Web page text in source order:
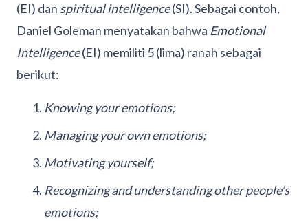
(EI) dan spiritual intelligence(SI). Sebagai contoh,
Daniel Goleman menyatakan bahwa Emotional
Intelligence(EI) memiliti 5 (lima) ranah sebagai
berikut:
Knowing your emotions;
Managing your own emotions;
Motivating yourself;
Recognizing and understanding other people’s
emotions;